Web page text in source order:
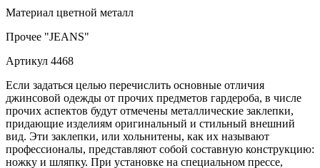
Материал цветной металл
Прочее "JEANS"
Артикул 4468
Если задаться целью перечислить основные отличия
джинсовой одежды от прочих предметов гардероба, в числе
прочих аспектов будут отмечены металлические заклепки,
придающие изделиям оригинальный и стильный внешний
вид. Эти заклепки, или хольнитены, как их называют
профессионалы, представляют собой составную конструкцию:
ножку и шляпку. При установке на специальном прессе,